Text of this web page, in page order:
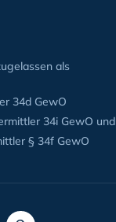
als
34d GewO
34i GewO und
§ 34f GewO